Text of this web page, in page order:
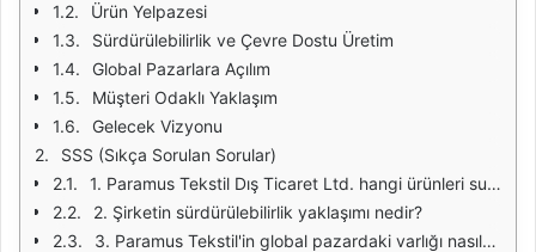
Ürün Yelpazesi
Sürdürülebilirlik ve Çevre Dostu Üretim
Global Pazarlara Açılım
Müşteri Odaklı Yaklaşım
Gelecek Vizyonu
SSS (Sıkça Sorulan Sorular)
1. Paramus Tekstil Dış Ticaret Ltd. hangi ürünleri sunmaktadır?
2. Şirketin sürdürülebilirlik yaklaşımı nedir?
3. Paramus Tekstil'in global pazardaki varlığı nasıldır?